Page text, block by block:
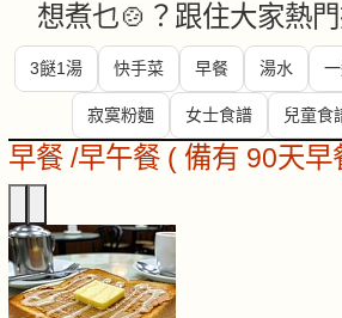
想煮乜🍲？跟住大家熱
3餸1湯 快手菜 早餐 湯水
寂寞粉麵 女士食譜 兒童食
早餐 /早午餐 ( 備有 90天早